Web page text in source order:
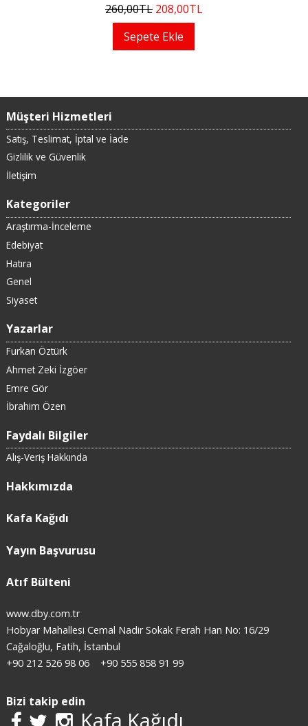
260,00TL 208,00TL
Sepete Ekle
Müşteri Hizmetleri
Satış, Teslimat, İptal ve İade
Gizlilik ve Güvenlik
İletişim
Kategoriler
Araştırma-İnceleme
Edebiyat
Hatıra
Genel
Siyaset
Yazarlar
Furkan Öztürk
Ahmet Zeki İzgöer
Emre Gör
İbrahim Özen
Faydalı Bilgiler
Alış-Veriş Hakkında
Hakkımızda
Kafa Kağıdı
Yayın Başvurusu
Atıf Bülteni
www.dby.com.tr
Hobyar Mahallesi Cemal Nadir Sokak Ferah Han No: 16/29
Cağaloğlu, Fatih, İstanbul
+90 212 526 98 06
+90 555 858 91 99
Bizi takip edin
Kafa Kağıdı